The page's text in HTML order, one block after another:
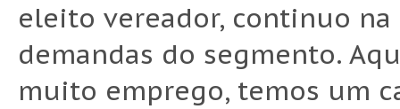
eleito vereador, continuo
demandas do segmento.
muito emprego, temos um